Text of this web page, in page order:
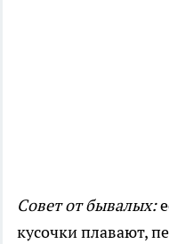
Совет от бывалых:
кусочки плавают,